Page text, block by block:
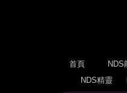
首頁 NDS
NDS精靈